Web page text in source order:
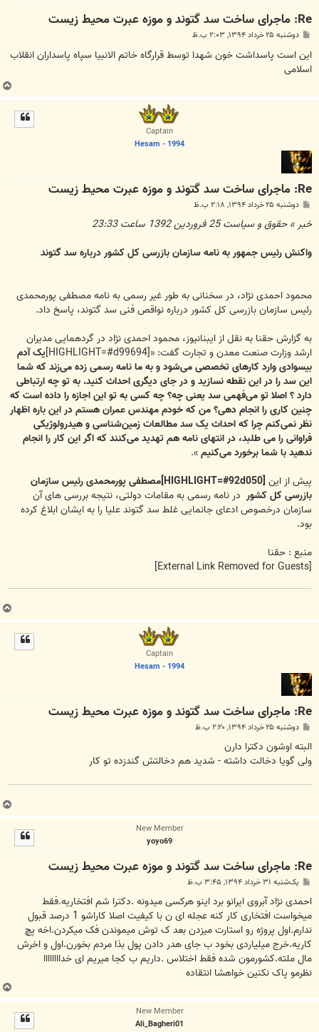
Re: ماجرای ساخت سد گتوند و موزه عبرت محیط زیست
پ
ت
دوشنبه ۲۵ خرداد ۱۳۹۴, ۲:۰۳ ب.ظ
این است پاسداشت خون شهدا توسط قرارگاه خاتم الانبیا سپاه پاسداران انقلاب
اسلامی
ب
ا
Captain
Hesam - 1994
Re: ماجرای ساخت سد گتوند و موزه عبرت محیط زیست
پ
ت
دوشنبه ۲۵ خرداد ۱۳۹۴, ۲:۱۸ ب.ظ
خبر » حقوق و سیاست 25 فروردين 1392 ساعت 23:33
واکنش رئیس جمهور به نامه سازمان بازرسی کل کشور درباره سد گتوند
محمود احمدی نژاد، در سخنانی به طور غیر رسمی به نامه مصطفی پورمحمدی
رئیس سازمان بازرسی کل کشور درباره نواقص فنی سد گتوند، پاسخ داد.
به گزارش حقنا به نقل از ایبنانیوز، محمود احمدی نژاد در گردهمایی مدیران
ارشد وزارت صنعت معدن و تجارت گفت: «[HIGHLIGHT=#d99694]
یک آدم
بیسوادی وارد کارهای تخصصی می‌شود و به ما نامه رسمی زده می‌زند که شما
این سد را در این نقطه نسازید و در جای دیگری احداث کنید. به تو چه ارتباطی
دارد ؟ اصلا تو می‌فهمی سد یعنی چه؟‌ چه کسی به تو این اجازه را داده است که
چنین کاری را انجام دهی؟ من که خودم مهندس عمران هستم در این باره اظهار
نظر نمی‌کنم چرا که احداث یک سد مطالعات زمین‌شناسی و هیدرولوژیکی
فراوانی را می طلبد، در انتهای نامه هم تهدید می‌کنند که اگر این کار را انجام
ندهید با شما برخورد می‌کنیم».
پیش از این
[HIGHLIGHT=#92d050]مصطفی پورمحمدی رئیس سازمان
بازرسی کل کشور در نامه رسمی به مقامات دولتی، نتیجه بررسی های آن
سازمان درخصوص ادعای جانمایی غلط سد گتوند علیا را به ایشان ابلاغ کرده
بود.
منبع : حقنا
ب
ا
Captain
Hesam - 1994
Re: ماجرای ساخت سد گتوند و موزه عبرت محیط زیست
پ
ت
دوشنبه ۲۵ خرداد ۱۳۹۴, ۲:۲۰ ب.ظ
البته اوشون دکترا دارن
ولی گویا دخالت داشته - شدید هم دخالتش گندزده تو کار
ب
ا
New Member
yoyo69
Re: ماجرای ساخت سد گتوند و موزه عبرت محیط زیست
پ
ت
یک‌شنبه ۳۱ خرداد ۱۳۹۴, ۳:۴۵ ب.ظ
احمدی نژاد آبروی ایرانو برد اینو هرکسی میدونه .دکترا شم افتخاریه.فقط
میخواست افتخاری کار کنه عجله ای ن با کیفیت اصلا کاراشو 1 درصد قبول
ندارم.اول پروژه رو استارت میزدن بعد ک توش میموندن فک میکردن.اخه پچ
کاریه.خرج میلیاردی بخود ب جای هدر دادن پول بذا مردم بخورن.اول و اخرش
مال ملته.کشورمون شده فقط اختلاس .داریم ب کجا میریم ای خداااااااا
نظرمو پاک نکنین خواهشا انتقاده
ب
ا
New Member
Ali_Bagheri01